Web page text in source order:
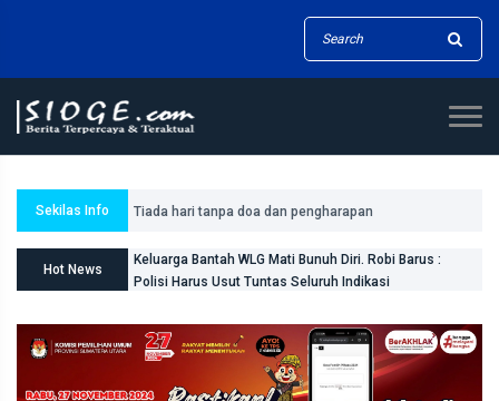
Sekilas Info
Hot News
Polisi Harus Usut Tuntas Seluruh Indikasi